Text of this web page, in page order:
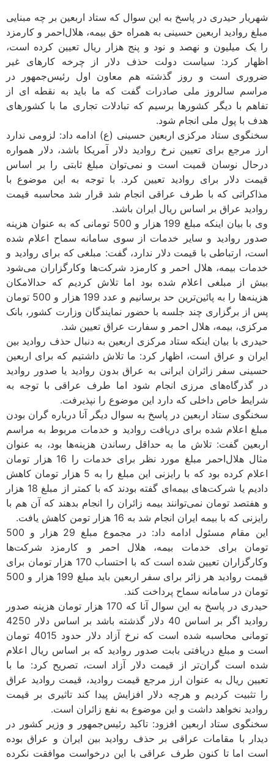
شهریار حیدری در پاسخ به این سوال که ستاد اربعین بر چه مبنایی
مبلغ روادید اربعین حسینی به همراه حق بیمه، هلال‌احمر و کارمزد
را یک میلیون و نهصد و نود و پنج هزار ریال تعیین کرده است،
اظهار کرد: سیاست دولت حذف دلار از چرخه کارهای غیر
ضروری است و روز گذشته هم معاون اول رئیس‌جمهور در
مراسم سالروز ملی صادرات گفت که ما باید به نقطه ای از
تفاهم با دیگر کشورها برسیم که تبادلات تجاری ما با کشورهای
هدف با پول ملی انجام شود.
سخنگوی ستاد مرکزی اربعین حسینی (ع) ادامه داد: لزومی ندارد
ارز مرجع برای تعیین نرخ روادید دلار آمریکا باشد، دلار همواره
درحال نوسان قمیت است و نمی‌توان مبلغ ثابتی را بر اساس
قیمت دلار برای روادید تعیین کرد. با توجه به این موضوع با
مذاکراتی که با طرف عراقی انجام شد قرار شد محاسبه قیمت
روادید عراق بر اساس ریال ایران باشد.
وی با بیان اینکه مبلغ 199 هزار و 500 تومانی که به عنوان هزینه
صدور روادید و سایر خدمات از سوی سامانه سماح اعلام شده
است، ارتباطی با قیمت دلار ندارد، گفت: مبلغی که برای روادید و
خدمات بیمه، هلال احمر و کارمزد شرکت‌ها وکارگزاران می‌شود
بیش از مبلغی اعلام شده بود اما تلاش کردیم که حدالامکان
هزینه‌ها را به پائین‌ترین حد برسانیم و عدد 199 هزار و 500 تومان
پس از برگزاری چند جلسه با حضور نمایندگان وزارت کشور، بانک
مرکزی، بیمه، هلال احمر و سفارت عراق تعیین شد.
حیدری با بیان اینکه ستاد مرکزی اربعین به دنبال حذف روادید بین
ایران و عراق است، اظهار کرد: ما تلاش داشتیم که برای اربعین
حسینی سفر زائران ایرانی به عراق بدون روادید یا صدور روادید
در گذرگاه‌های مرزی انجام شود اما طرف عراقی با توجه به
شرایط خاص داخلی که دارد این موضوع را نپذیرفت.
سخنگوی ستاد اربعین در پاسخ به سوال دیگر آنا درباره گران بودن
مبلغ اعلام شده برای دریافت روادید و خدمات مربوط به مراسم
اربعین گفت: تلاش ما به حداقل رساندن هزینه‌ها بود، به عنوان
مثال هلال‌احمر مبلغ مورد نظر برای خدمات را 16 هزار تومان
اعلام کرده بود که با رایزنی این مبلغ را به 5 هزار تومان کاهش
دادیم یا شرکت‌های بیمه‌ای گفته بودند که با کمتر از مبلغ 18 هزار
و هفتصد تومان نمی‌توانند بیمه زائران را انجام بدهند که آن هم با
رایزنی که با بیمه ایران انجام شد به 16 هزار تومن کاهش یافت.
این مقام مسئول ادامه داد: در مجموع مبلغ 29 هزار و 500
تومان برای خدمات بیمه، هلال احمر و کارمزد شرکت‌ها
وکارگزاران تعیین شده است که با احتساب 170 هزار تومان برای
قیمت روادید هر زائر برای سفر اربعین باید مبلغ 199 هزار و 500
تومان در سامانه سماح پرداخت کند.
حیدری در پاسخ به این سوال آنا که 170 هزار تومان هزینه صدور
روادید اگر بر اساس 40 دلار گذشته باشد بر اساس دلار 4250
تومانی محاسبه شده است که نرخ آزاد دلار حدود 4015 تومان
است و مبلغ دریافتی بابت صدور روادید که بر اساس ریال اعلام
شده است گران‌تر از قیمت دلار آزاد است، تصریح کرد: ما با
تعیین ریال به عنوان ارز مرجع قیمت روادید، قیمت روادید عراق
را تثبیت کردیم و هرچه دلار افزایش پیدا کند تاثیری بر قیمت
روادید نخواهد داشت و این موضوع به نفع زائران است.
سخنگوی ستاد اربعین افزود: تاکید رئیس‌جمهور و وزیر کشور در
دیدار با مقامات عراقی بر حذف روادید بین ایران و عراق بوده
است اما تا کنون طرف عراقی با این درخواست موافقت نکرده